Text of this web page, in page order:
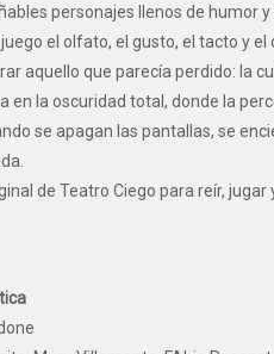
personajes llenos de humor
el olfato, el gusto, el tacto y
aquello que parecía perdido: la
en la oscuridad total, donde la
se apagan las pantallas, se
de Teatro Ciego para reír, jugar